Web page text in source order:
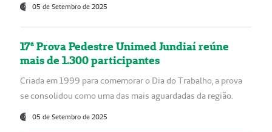
05 de Setembro de 2025
17ª Prova Pedestre Unimed Jundiaí reúne
mais de 1.300 participantes
Criada em 1999 para comemorar o Dia do Trabalho, a prova
se consolidou como uma das mais aguardadas da região.
05 de Setembro de 2025